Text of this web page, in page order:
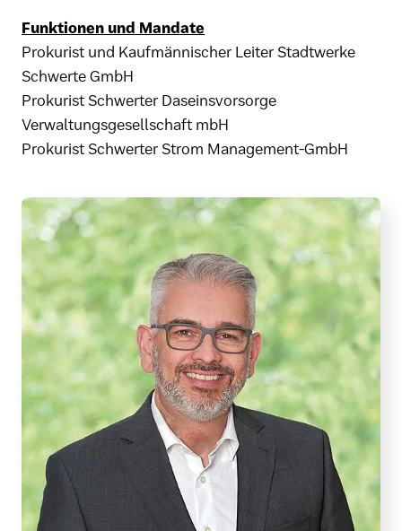
Funktionen und Mandate
Prokurist und Kaufmännischer Leiter Stadtwerke
Schwerte GmbH
Prokurist Schwerter Daseinsvorsorge
Verwaltungsgesellschaft mbH
Prokurist Schwerter Strom Management-GmbH